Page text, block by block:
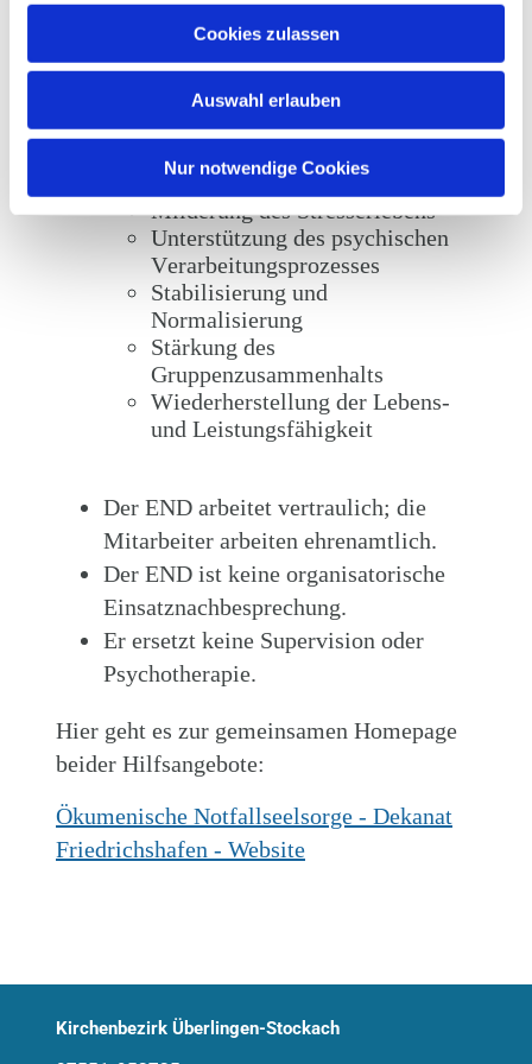
Cookies zulassen
Auswahl erlauben
Nur notwendige Cookies
Eine regelmäßige Fortbildung sichert den
Qualitätsstandard des Angebots.
Ziele des Angebots sind:
Milderung des Stresserlebens
Unterstützung des psychischen
Verarbeitungsprozesses
Stabilisierung und
Normalisierung
Stärkung des
Gruppenzusammenhalts
Wiederherstellung der Lebens-
und Leistungsfähigkeit
Der END arbeitet vertraulich; die
Mitarbeiter arbeiten ehrenamtlich.
Der END ist keine organisatorische
Einsatznachbesprechung.
Er ersetzt keine Supervision oder
Psychotherapie.
Hier geht es zur gemeinsamen Homepage
beider Hilfsangebote:
Ökumenische Notfallseelsorge - Dekanat
Friedrichshafen - Website
Kirchenbezirk Überlingen-Stockach